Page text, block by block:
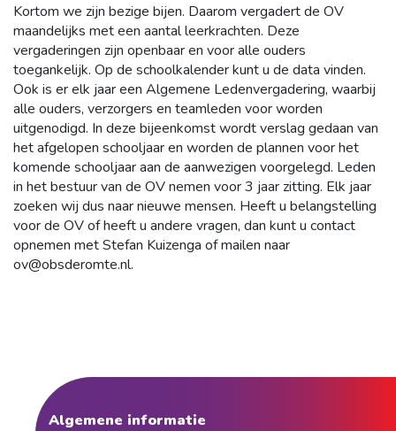
Kortom we zijn bezige bijen. Daarom vergadert de OV
maandelijks met een aantal leerkrachten. Deze
vergaderingen zijn openbaar en voor alle ouders
toegankelijk. Op de schoolkalender kunt u de data vinden.
Ook is er elk jaar een Algemene Ledenvergadering, waarbij
alle ouders, verzorgers en teamleden voor worden
uitgenodigd. In deze bijeenkomst wordt verslag gedaan van
het afgelopen schooljaar en worden de plannen voor het
komende schooljaar aan de aanwezigen voorgelegd. Leden
in het bestuur van de OV nemen voor 3 jaar zitting. Elk jaar
zoeken wij dus naar nieuwe mensen. Heeft u belangstelling
voor de OV of heeft u andere vragen, dan kunt u contact
opnemen met Stefan Kuizenga of mailen naar
ov@obsderomte.nl.
Algemene informatie